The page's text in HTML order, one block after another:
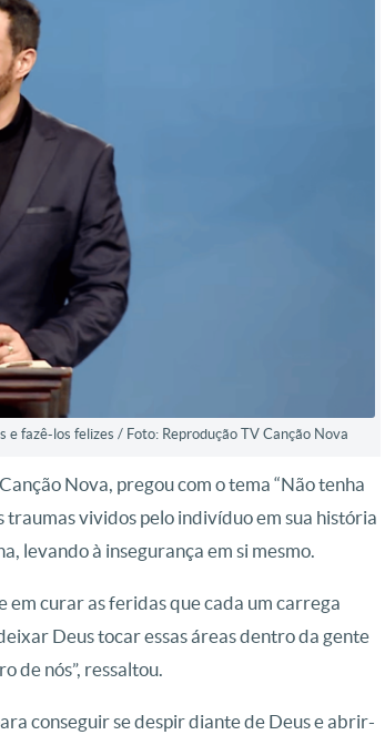
fazê-los felizes / Foto: Reprodução TV Canção Nova
Nova, pregou com o tema “Não tenha
traumas vividos pelo indivíduo em sua história
levando à insegurança em si mesmo.
em curar as feridas que cada um carrega
Deus tocar essas áreas dentro da gente
de nós”, ressaltou.
conseguir se despir diante de Deus e abrir-